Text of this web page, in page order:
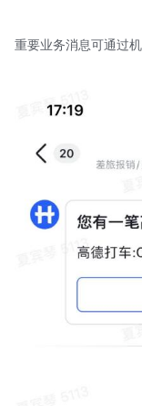
重要业务消息可通过